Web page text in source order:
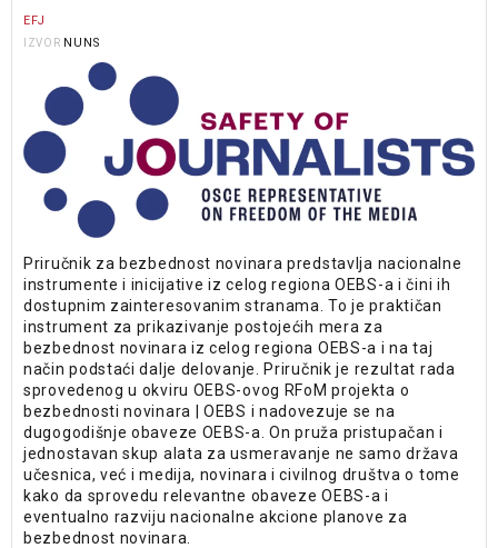
EFJ
IZVOR NUNS
Priručnik za bezbednost novinara predstavlja nacionalne
instrumente i inicijative iz celog regiona OEBS-a i čini ih
dostupnim zainteresovanim stranama. To je praktičan
instrument za prikazivanje postojećih mera za
bezbednost novinara iz celog regiona OEBS-a i na taj
način podstaći dalje delovanje. Priručnik je rezultat rada
sprovedenog u okviru OEBS-ovog RFoM projekta o
bezbednosti novinara | OEBS i nadovezuje se na
dugogodišnje obaveze OEBS-a. On pruža pristupačan i
jednostavan skup alata za usmeravanje ne samo država
učesnica, već i medija, novinara i civilnog društva o tome
kako da sprovedu relevantne obaveze OEBS-a i
eventualno razviju nacionalne akcione planove za
bezbednost novinara.